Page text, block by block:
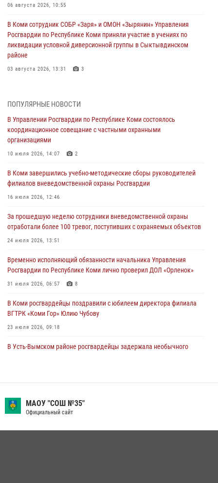
06 августа 2026, 10:55
В Коми сотрудник СОБР «Заря» и ОМОН «Зырянин» Управления
Росгвардии по Республике Коми приняли участие в учениях по
ликвидации условной диверсионной группы в Сыктывдинском
районе
03 августа 2026, 13:31 3
по спортивному самбо
03 августа 2026, 12:07 5
В Коми росгвардейцы информируют граждан об изменениях в
законодательстве в сфере оборота оружия и продолжают изымать
02 августа 2026, 06:17
В Койгородском районе местный житель обратился в Росгвардию
31 июля 2026, 10:55
Временно исполняющий обязанности начальника Управления
31 июля 2026, 06:57 8
В Усинске росгвардейцы оперативно отработали план «Квартал»
ПОПУЛЯРНЫЕ НОВОСТИ
В Управлении Росгвардии по Республике Коми состоялось
координационное совещание с частными охранными
организациями
10 июля 2026, 14:07 2
В Коми завершились учебно-методические сборы руководителей
филиалов вневедомственной охраны Росгвардии
16 июля 2026, 12:46
За прошедшую неделю сотрудники вневедомственной охраны
отработали более 100 тревог, поступивших с охраняемых объектов
24 июля 2026, 13:51
Временно исполняющий обязанности начальника Управления
Росгвардии по Республике Коми лично проверил ДОЛ «Орленок»
31 июля 2026, 06:57 8
В Коми росгвардейцы поздравили с юбилеем директора филиала
ВГТРК «Коми Гор» Юлию Чубову
23 июля 2026, 09:18
В Усть-Вымском районе росгвардейцы задержала необычного
фестиваля воздухоплавания «ЖИВОЙ ВОЗДУХ»
19 июля 2026, 14:02
МАОУ "СОШ №35"
Официальный сайт